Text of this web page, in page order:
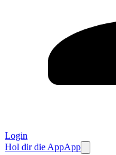
Login
Hol dir die AppApp